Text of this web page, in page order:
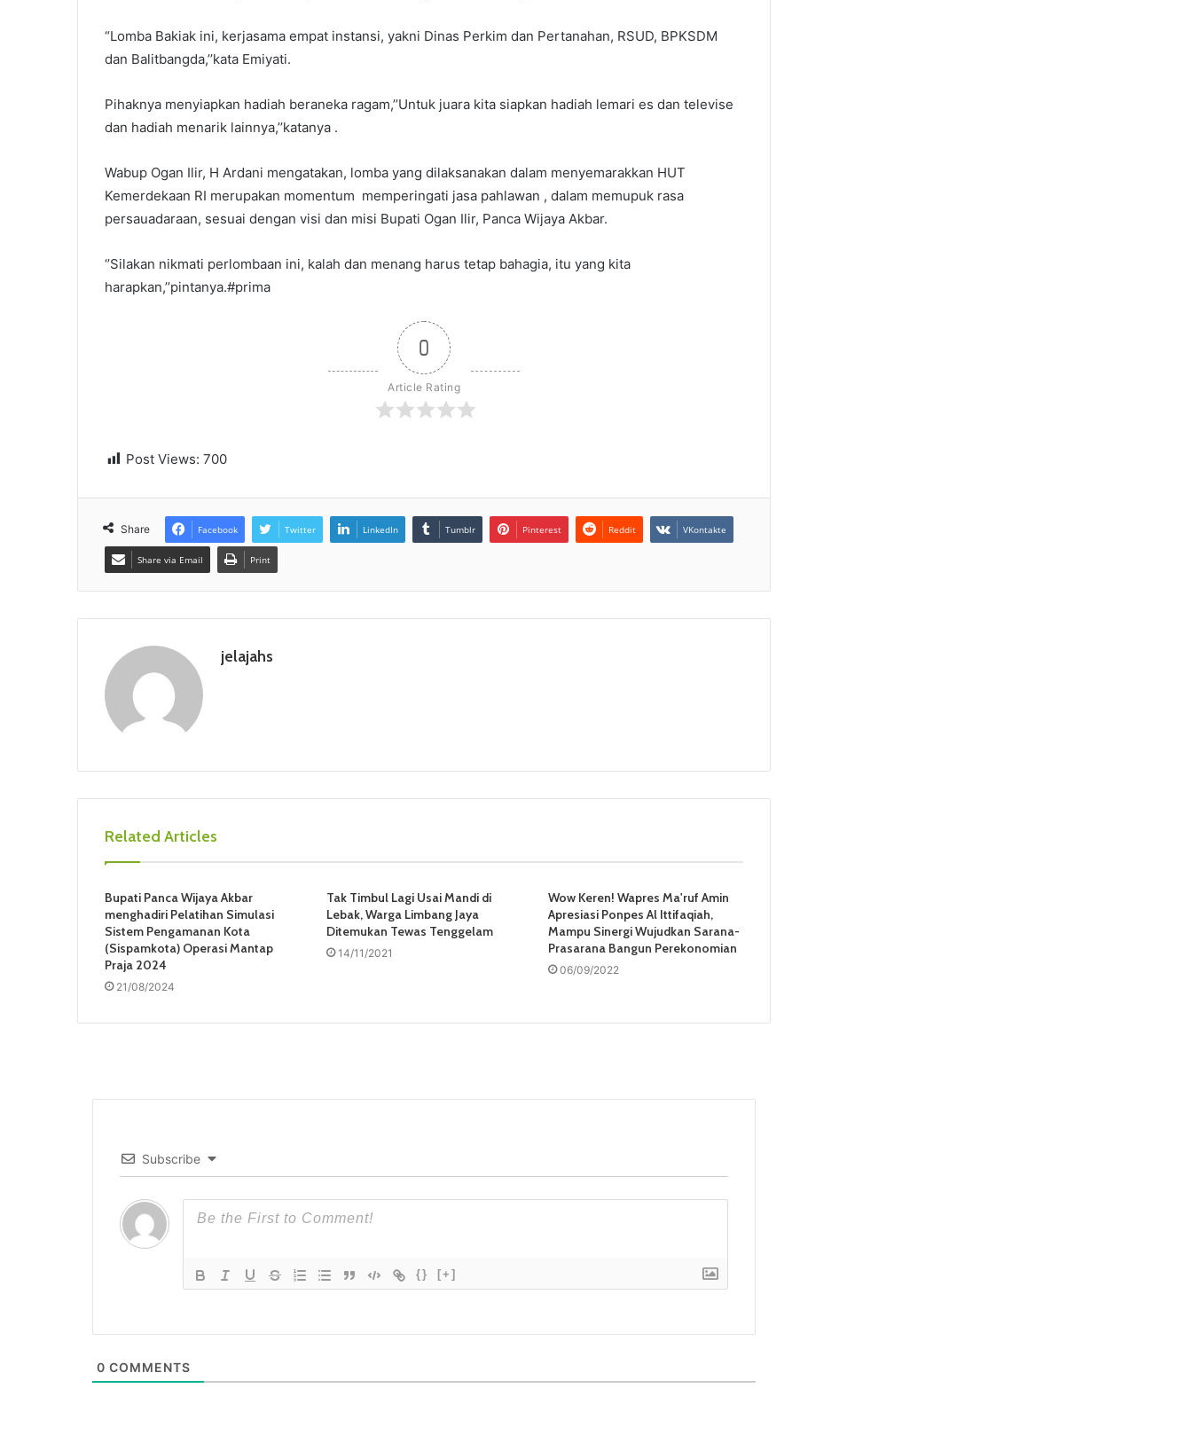
“Lomba Bakiak ini, kerjasama empat instansi, yakni Dinas Perkim dan Pertanahan, RSUD, BPKSDM
dan Balitbangda,’’kata Emiyati.
Pihaknya menyiapkan hadiah beraneka ragam,’’Untuk juara kita siapkan hadiah lemari es dan televise
dan hadiah menarik lainnya,’’katanya .
Wabup Ogan Ilir, H Ardani mengatakan, lomba yang dilaksanakan dalam menyemarakkan HUT
Kemerdekaan RI merupakan momentum memperingati jasa pahlawan , dalam memupuk rasa
persauadaraan, sesuai dengan visi dan misi Bupati Ogan Ilir, Panca Wijaya Akbar.
‘’Silakan nikmati perlombaan ini, kalah dan menang harus tetap bahagia, itu yang kita
harapkan,’’pintanya.#prima
0
Article Rating
Post Views: 700
Share Facebook Twitter LinkedIn Tumblr Pinterest Reddit VKontakte
Share via Email Print
jelajahs
Related Articles
Bupati Panca Wijaya Akbar
menghadiri Pelatihan Simulasi
Sistem Pengamanan Kota
(Sispamkota) Operasi Mantap
Praja 2024
21/08/2024
Tak Timbul Lagi Usai Mandi di
Lebak, Warga Limbang Jaya
Ditemukan Tewas Tenggelam
14/11/2021
Wow Keren! Wapres Ma'ruf Amin
Apresiasi Ponpes Al Ittifaqiah,
Mampu Sinergi Wujudkan Sarana-
Prasarana Bangun Perekonomian
06/09/2022
Subscribe
{} [+]
0 COMMENTS